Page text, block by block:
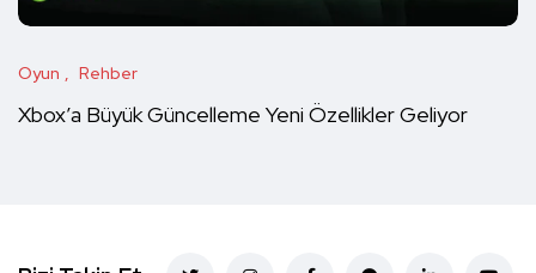
Oyun Rehber
Xbox’a Büyük Güncelleme Yeni Özellikler Geliyor